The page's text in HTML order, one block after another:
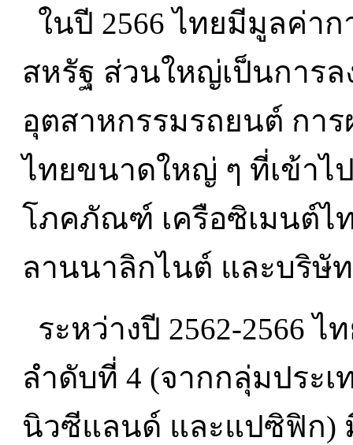
ในปี 2566 ไทยมีมูลค่า
สหรัฐ ส่วนใหญ่เป็นการ
อุตสาหกรรมรถยนต์ กา
ไทยขนาดใหญ่ ๆ ที่เข้าไ
โภคภัณฑ์ เครือซิเมนต์ไ
ลานนาลิกไนต์ และบริษั
ระหว่างปี 2562-2566
ลำดับที่ 4 (จากกลุ่มประเ
นิวซีแลนด์ และแปซิฟิก)